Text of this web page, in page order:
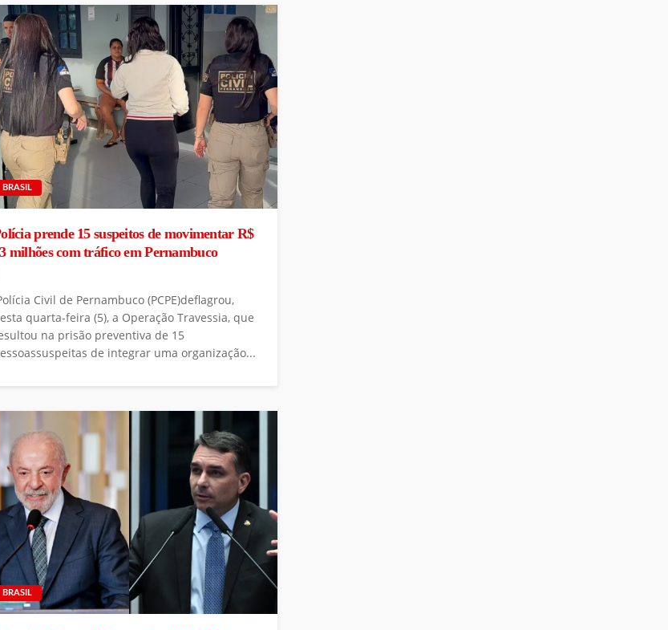
BRASIL
prende 15 suspeitos de movimentar R$
milhões com tráfico em Pernambuco
Civil de Pernambuco (PCPE)deflagrou,
quarta-feira (5), a Operação Travessia, que
na prisão preventiva de 15
de integrar uma organização...
BRASIL